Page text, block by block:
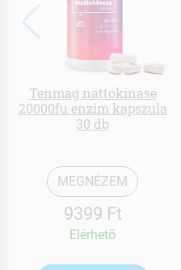
Tenmag nattokinase
20000fu enzim kapszula
30 db
MEGNÉZEM
9399 Ft
Elérhetõ